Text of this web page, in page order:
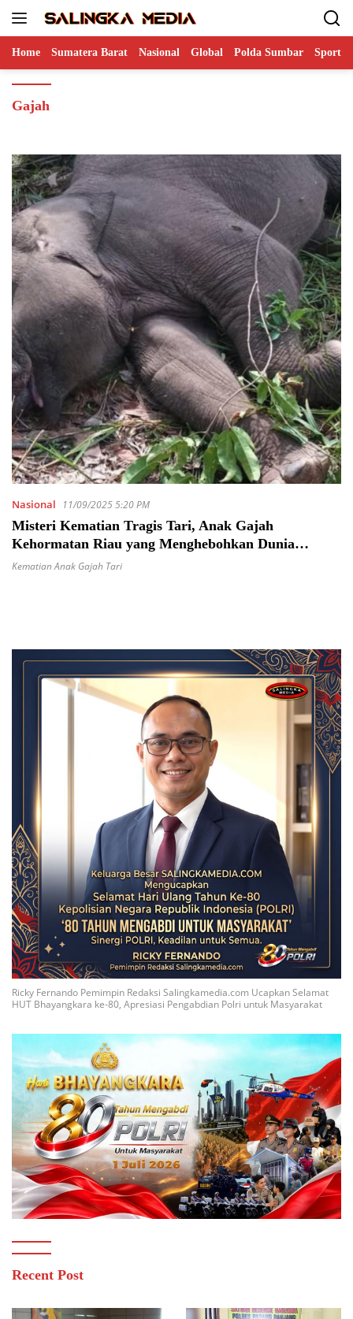
Home Sumatera Barat Nasional Global Polda Sumbar Sports
Gajah
Nasional 11/09/2025 5:20 PM
Misteri Kematian Tragis Tari, Anak Gajah
Kehormatan Riau yang Menghebohkan Dunia
Konservasi
Kematian Anak Gajah Tari
Ricky Fernando Pemimpin Redaksi Salingkamedia.com Ucapkan Selamat
HUT Bhayangkara ke-80, Apresiasi Pengabdian Polri untuk Masyarakat
Recent Post